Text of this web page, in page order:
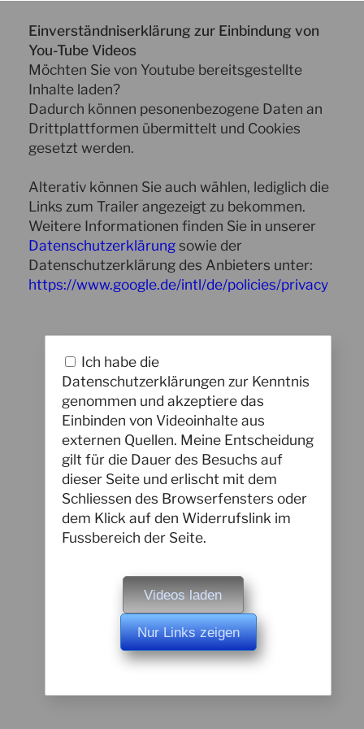
Einverständniserklärung zur Einbindung von
You-Tube Videos
Möchten Sie von Youtube bereitsgestellte
Inhalte laden?
Dadurch können pesonenbezogene Daten an
Drittplattformen übermittelt und Cookies
gesetzt werden.
Alterativ können Sie auch wählen, lediglich die
Links zum Trailer angezeigt zu bekommen.
Weitere Informationen finden Sie in unserer
Datenschutzerklärungsowie der
Datenschutzerklärung des Anbieters unter:
https://www.google.de/intl/de/policies/privacy
Ich habe die
Datenschutzerklärungen zur Kenntnis
genommen und akzeptiere das
Einbinden von Videoinhalte aus
externen Quellen. Meine Entscheidung
gilt für die Dauer des Besuchs auf
dieser Seite und erlischt mit dem
Schliessen des Browserfensters oder
dem Klick auf den Widerrufslink im
Fussbereich der Seite.